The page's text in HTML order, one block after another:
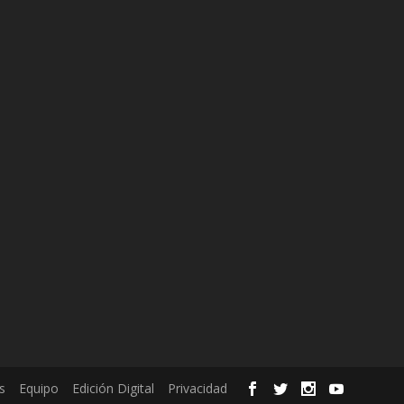
Equipo Edición Digital Privacidad